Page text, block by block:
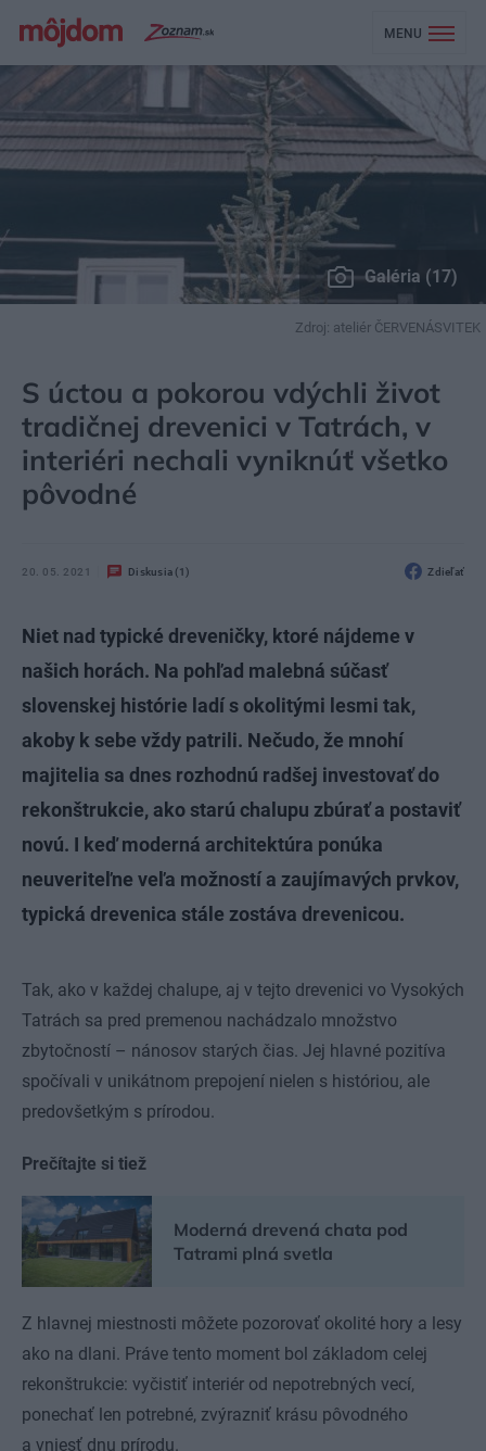
MENU
Galéria (17)
Zdroj: ateliér ČERVENÁSVITEK
S úctou a pokorou vdýchli život
tradičnej drevenici v Tatrách, v
interiéri nechali vyniknúť všetko
pôvodné
20. 05. 2021 Diskusia (1) Zdieľať
Niet nad typické dreveničky, ktoré nájdeme v
našich horách. Na pohľad malebná súčasť
slovenskej histórie ladí s okolitými lesmi tak,
akoby k sebe vždy patrili. Nečudo, že mnohí
majitelia sa dnes rozhodnú radšej investovať do
rekonštrukcie, ako starú chalupu zbúrať a postaviť
novú. I keď moderná architektúra ponúka
neuveriteľne veľa možností a zaujímavých prvkov,
typická drevenica stále zostáva drevenicou.
Tak, ako v každej chalupe, aj v tejto drevenici vo Vysokých
Tatrách sa pred premenou nachádzalo množstvo
zbytočností – nánosov starých čias. Jej hlavné pozitíva
spočívali v unikátnom prepojení nielen s históriou, ale
predovšetkým s prírodou.
Prečítajte si tiež
Moderná drevená chata pod
Tatrami plná svetla
Z hlavnej miestnosti môžete pozorovať okolité hory a lesy
ako na dlani. Práve tento moment bol základom celej
rekonštrukcie: vyčistiť interiér od nepotrebných vecí,
ponechať len potrebné, zvýrazniť krásu pôvodného
a vniesť dnu prírodu.